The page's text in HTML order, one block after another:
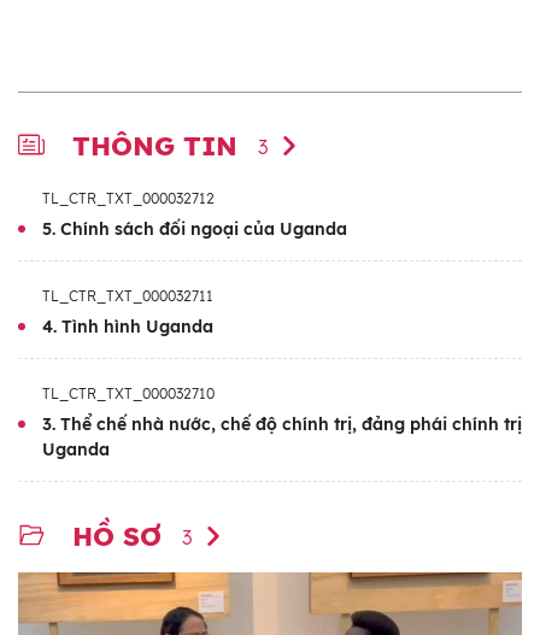
THÔNG TIN 3
TL_CTR_TXT_000032712
5. Chính sách đối ngoại của Uganda
TL_CTR_TXT_000032711
4. Tình hình Uganda
TL_CTR_TXT_000032710
3. Thể chế nhà nước, chế độ chính trị, đảng phái chính trị
Uganda
HỒ SƠ 3